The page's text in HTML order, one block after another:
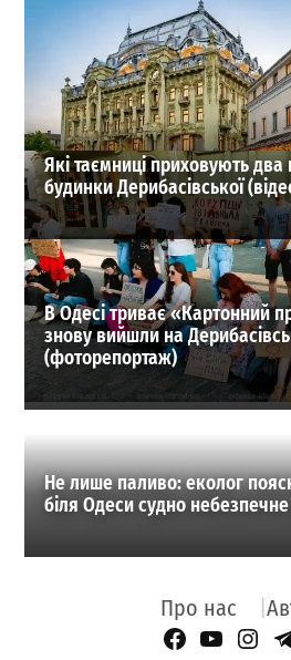
На Одещині хочуть створити
переселенців: що там буде
27-07-2026 в 19:31
ВИБІР РЕДАКЦІЇ
Які таємниці приховують два
будинки Дерибасівської
В Одесі триває «Картонний
знову вийшли на
(фоторепортаж)
Не лише паливо: еколог
біля Одеси судно
Про нас
FacebookYouTube